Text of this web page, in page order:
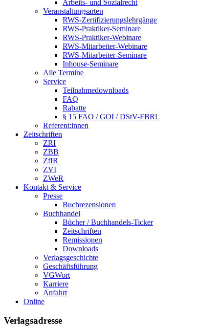
Arbeits- und Sozialrecht
Veranstaltungsarten
RWS-Zertifizierungslehrgänge
RWS-Praktiker-Seminare
RWS-Praktiker-Webinare
RWS-Mitarbeiter-Webinare
RWS-Mitarbeiter-Seminare
Inhouse-Seminare
Alle Termine
Service
Teilnahmedownloads
FAQ
Rabatte
§ 15 FAO / GOI / DStV-FBRL
Referent:innen
Zeitschriften
ZRI
ZBB
ZfIR
ZVI
ZWeR
Kontakt & Service
Presse
Buchrezensionen
Buchhandel
Bücher / Buchhandels-Ticker
Zeitschriften
Remissionen
Downloads
Verlagsgeschichte
Geschäftsführung
VGWort
Karriere
Anfahrt
Online
Verlagsadresse